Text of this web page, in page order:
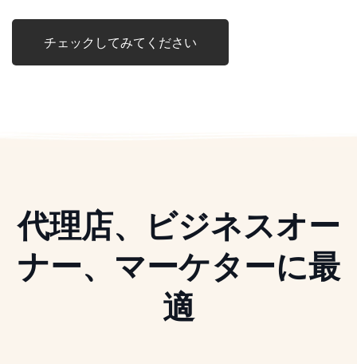
チェックしてみてください
代理店、ビジネスオー
ナー、マーケターに最
適